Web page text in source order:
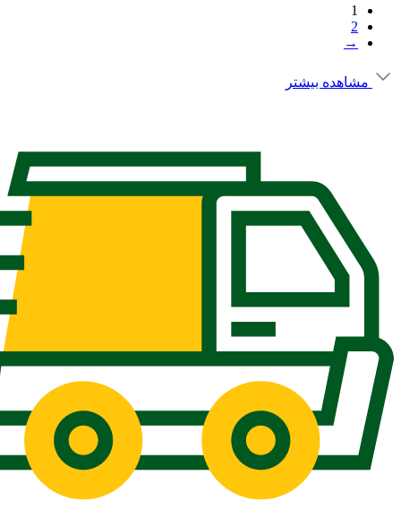
1
2
→
مشاهده بیشتر